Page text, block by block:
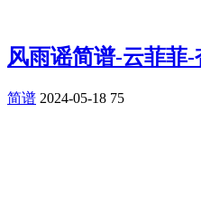
风雨谣简谱-云菲菲
简谱 2024-05-18 75